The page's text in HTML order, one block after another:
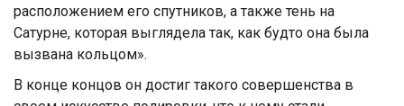
расположением его спутников, а также тень на
Сатурне, которая выглядела так, как будто она была
вызвана кольцом».
В конце концов он достиг такого совершенства в